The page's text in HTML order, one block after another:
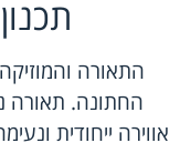
התאורה
החתונה. תאורה
אווירה ייחודית